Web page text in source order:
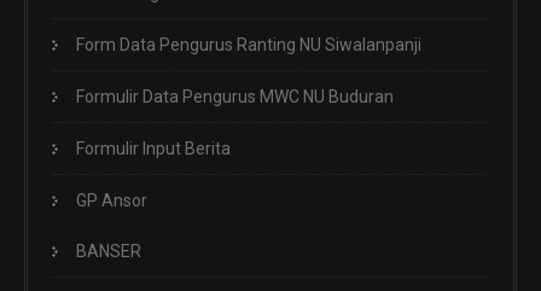
Form Data Pengurus Ranting NU Siwalanpanji
Formulir Data Pengurus MWC NU Buduran
Formulir Input Berita
GP Ansor
BANSER